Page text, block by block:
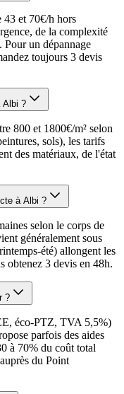
43 et 70€/h hors
de la complexité
un dépannage
toujours 3 devis
Albi ?
800 et 1800€/m² selon
sols), les tarifs
des matériaux, de l'état
à Albi ?
selon le corps de
généralement sous
été) allongent les
obtenez 3 devis en 48h.
?
éco-PTZ, TVA 5,5%)
parfois des aides
à 70% du coût total
du Point